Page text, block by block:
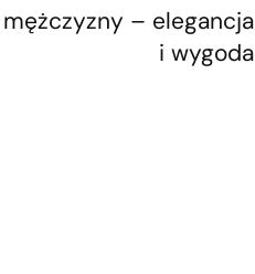
mężczyzny – elegancja
i wygoda